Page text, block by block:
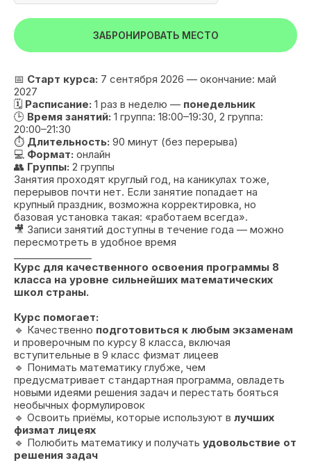
ЗАБРОНИРОВАТЬ МЕСТО
📅 Старт курса: 7 сентября 2026 — окончание: май
2027
🗓 Расписание: 1 раз в неделю — понедельник
🕒 Время занятий: 1 группа: 18:00–19:30, 2 группа:
20:00–21:30
⏱ Длительность: 90 минут (без перерыва)
💻 Формат: онлайн
👥 Группы: 2 группы
Занятия проходят круглый год, на каникулах тоже,
перерывов почти нет. Если занятие попадает на
крупный праздник, возможна корректировка, но
базовая установка такая: «работаем всегда».
🎥 Записи занятий доступны в течение года — можно
пересмотреть в удобное время
Курс для качественного освоения программы 8
класса на уровне сильнейших математических
школ страны.
Курс помогает:
🔹 Качественно подготовиться к любым экзаменам
и проверочным по курсу 8 класса, включая
вступительные в 9 класс физмат лицеев
🔹 Понимать математику глубже, чем
предусматривает стандартная программа, овладеть
новыми идеями решения задач и перестать бояться
необычных формулировок
🔹 Освоить приёмы, которые используют в лучших
физмат лицеях
🔹 Полюбить математику и получать удовольствие от
решения задач